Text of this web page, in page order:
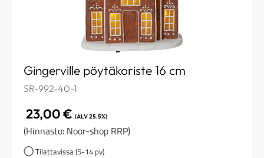
Gingerville pöytäkoriste 16 cm
SR-992-40-1
23,00€ (ALV 25.5%)
(Hinnasto: Noor-shop RRP)
Tilattavissa (5-14 pv)